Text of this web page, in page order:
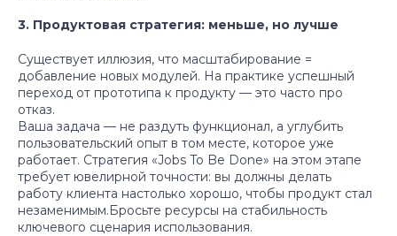
3. Продуктовая стратегия: меньше, но лучше
Существует иллюзия, что масштабирование =
добавление новых модулей. На практике успешный
переход от прототипа к продукту — это часто про
отказ.
Ваша задача — не раздуть функционал, а углубить
пользовательский опыт в том месте, которое уже
работает. Стратегия «Jobs To Be Done» на этом этапе
требует ювелирной точности: вы должны делать
работу клиента настолько хорошо, чтобы продукт стал
незаменимым.Бросьте ресурсы на стабильность
ключевого сценария использования.